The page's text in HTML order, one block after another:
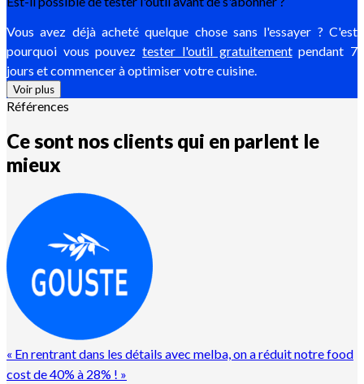
Vous avez déjà acheté quelque chose sans l'essayer ? C'est
pourquoi vous pouveztester l'outil gratuitementpendant 7
jours et commencer à optimiser votre cuisine.
Voir plus
Références
Ce sont nos clients qui en parlent le
mieux
« En rentrant dans les détails avec melba, on a réduit notre food
cost de 40% à 28% ! »